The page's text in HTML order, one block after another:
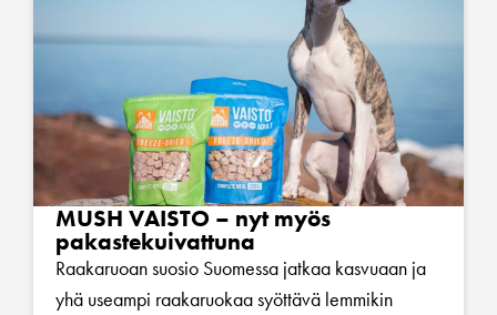
MUSH VAISTO – nyt myös
pakastekuivattuna
Raakaruoan suosio Suomessa jatkaa kasvuaan ja
yhä useampi raakaruokaa syöttävä lemmikin